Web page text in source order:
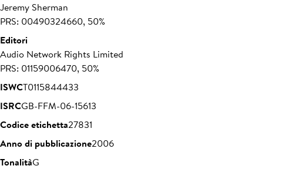
Jeremy Sherman
PRS: 00490324660, 50%
Editori
Audio Network Rights Limited
PRS: 01159006470, 50%
ISWCT0115844433
ISRCGB-FFM-06-15613
Codice etichetta27831
Anno di pubblicazione2006
TonalitàG